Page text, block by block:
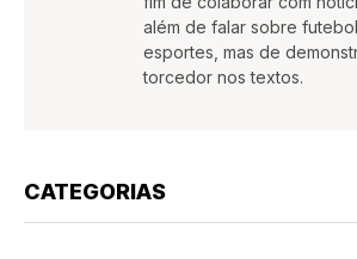
além de falar sobre
esportes, mas de
torcedor nos textos.
CATEGORIAS